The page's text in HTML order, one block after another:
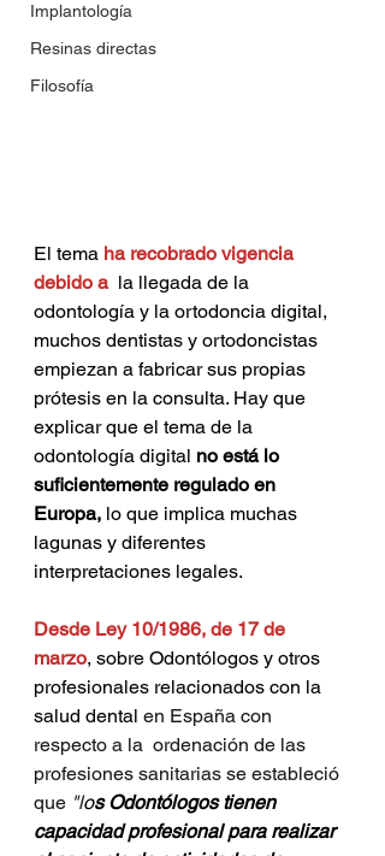
Implantología
Resinas directas
Filosofía
El tema ha recobrado vigencia
debido a la llegada de la
odontología y la ortodoncia digital,
muchos dentistas y ortodoncistas
empiezan a fabricar sus propias
prótesis en la consulta. Hay que
explicar que el tema de la
odontología digital no está lo
suficientemente regulado en
Europa, lo que implica muchas
lagunas y diferentes
interpretaciones legales.
Desde Ley 10/1986, de 17 de
marzo, sobre Odontólogos y otros
profesionales relacionados con la
salud dental en España con
respecto a la  ordenación de las
profesiones sanitarias se estableció
que "los Odontólogos tienen
capacidad profesional para realizar